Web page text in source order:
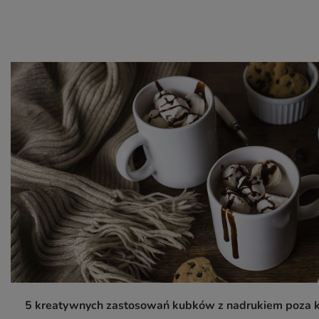
5 kreatywnych zastosowań kubków z nadrukiem poza